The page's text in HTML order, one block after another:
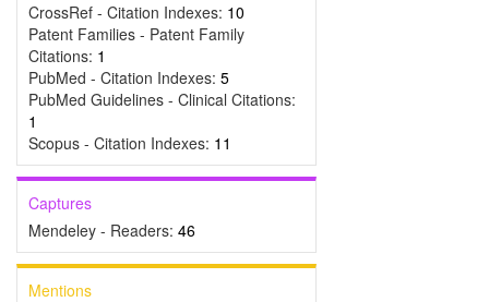
CrossRef - Citation Indexes: 10
Patent Families - Patent Family
Citations: 1
PubMed - Citation Indexes: 5
PubMed Guidelines - Clinical Citations:
1
Scopus - Citation Indexes: 11
Captures
Mendeley - Readers: 46
Mentions